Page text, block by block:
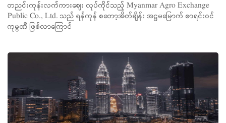
တညင်းကုန်းလက်ကားဈေး လုပ်ကိုင်သည့် Myanmar Agro Exchange
Public Co., Ltd. သည် ရန်ကုန် စတော့အိတ်ချိန်း အဋ္ဌမမြောက် စာရင်းဝင်
ကုမ္ပဏီ ဖြစ်လာကြောင်